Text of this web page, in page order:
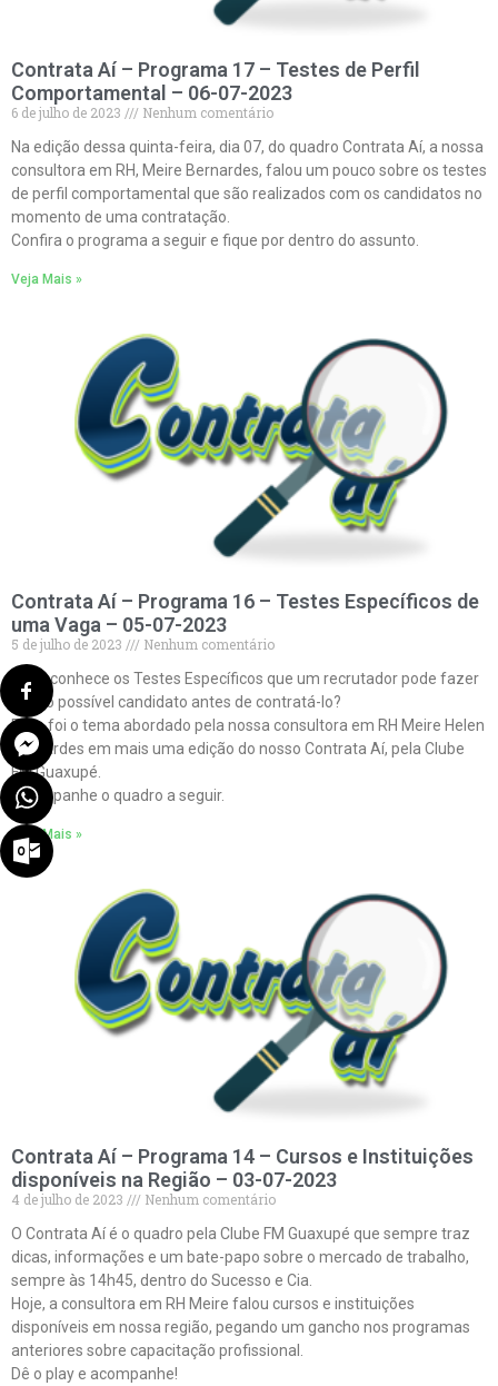
Contrata Aí – Programa 17 – Testes de Perfil
Comportamental – 06-07-2023
6 de julho de 2023
Nenhum comentário
Na edição dessa quinta-feira, dia 07, do quadro Contrata Aí, a nossa
consultora em RH, Meire Bernardes, falou um pouco sobre os testes
de perfil comportamental que são realizados com os candidatos no
momento de uma contratação.
Confira o programa a seguir e fique por dentro do assunto.
Veja Mais »
Contrata Aí – Programa 16 – Testes Específicos de
uma Vaga – 05-07-2023
5 de julho de 2023
Nenhum comentário
Você conhece os Testes Específicos que um recrutador pode fazer
com o possível candidato antes de contratá-lo?
Esse foi o tema abordado pela nossa consultora em RH Meire Helen
Bernardes em mais uma edição do nosso Contrata Aí, pela Clube
FM Guaxupé.
Acompanhe o quadro a seguir.
Veja Mais »
Contrata Aí – Programa 14 – Cursos e Instituições
disponíveis na Região – 03-07-2023
4 de julho de 2023
Nenhum comentário
O Contrata Aí é o quadro pela Clube FM Guaxupé que sempre traz
dicas, informações e um bate-papo sobre o mercado de trabalho,
sempre às 14h45, dentro do Sucesso e Cia.
Hoje, a consultora em RH Meire falou cursos e instituições
disponíveis em nossa região, pegando um gancho nos programas
anteriores sobre capacitação profissional.
Dê o play e acompanhe!